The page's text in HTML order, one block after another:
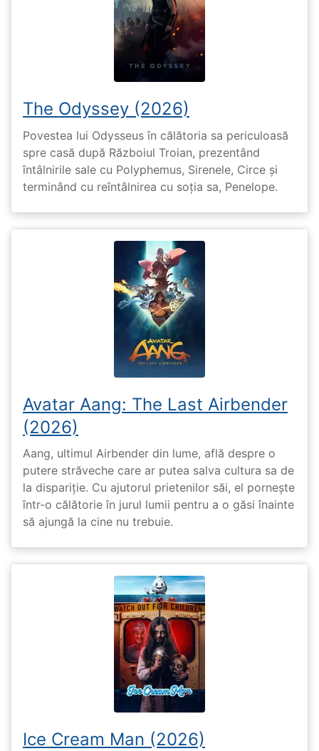
The Odyssey (2026)
Povestea lui Odysseus în călătoria sa periculoasă
spre casă după Războiul Troian, prezentând
întâlnirile sale cu Polyphemus, Sirenele, Circe și
terminând cu reîntâlnirea cu soția sa, Penelope.
Avatar Aang: The Last Airbender
(2026)
Aang, ultimul Airbender din lume, află despre o
putere străveche care ar putea salva cultura sa de
la dispariție. Cu ajutorul prietenilor săi, el pornește
într-o călătorie în jurul lumii pentru a o găsi înainte
să ajungă la cine nu trebuie.
Ice Cream Man (2026)